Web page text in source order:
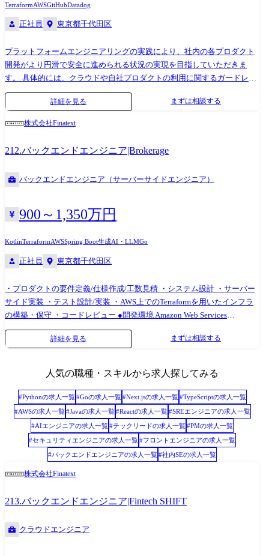
TerraformAWSGitHubDatadog
正社員 東京都千代田区
プラットフォームエンジニアリングの実践により、社内の各プロダクト
開発がより円滑で安全に進められる状況の実現を目指していただきま
す。 具体的には、クラウドや自社プロダクトの利用に関するガードレー
ルやガイドラインの作成や基盤の構築・複数のプロダクトを横断して利
用するツールやサービスの開発運用・OSSのホスティングなどを行って
いただきます。 【主な使用サービス】 ・AWS ・Terraform ・Atlantis ・
詳細を見る まずは相談する
株式会社Finatext
212.バックエンドエンジニア|Brokerage
バックエンドエンジニア（サーバーサイドエンジニア）
900～1,350万円
KotlinTerraformAWSSpring Boot生成AI・LLMGo
正社員 東京都千代田区
・プロダクトの要件定義/仕様作成/工数見積 ・システム設計 ・サーバー
サイド実装 ・テスト設計/実装 ・AWS上でのTerraformを用いたインフラ
の構築・保守 ・コードレビュー ●開発環境 Amazon Web Services
Terraform Docker Go Kotlin(Spring Boot) MySQL (Aurora) ●開発組織 ・裁量
権と自由度が高い ・開発関連の情報がオープン、他のチームのコードや
多い ・技術に関する議論が活発。議論にオープンなカルチャーがあり、
シビアな議論になってもネガティブな雰囲気にならない、コードレビュ
ーが盛んに行われる
詳細を見る まずは相談する
人気の職種・スキルから求人探してみる
#Pythonの求人一覧 #Goの求人一覧 #Next.jsの求人一覧 #TypeScriptの求人一覧
#AWSの求人一覧 #Javaの求人一覧 #Reactの求人一覧 #SREエンジニアの求人一覧
#AIエンジニアの求人一覧#テックリードの求人一覧#PMの求人一覧
#セキュリティエンジニアの求人一覧#フロントエンジニアの求人一覧
#バックエンドエンジニアの求人一覧#社内SEの求人一覧
株式会社Finatext
213.バックエンドエンジニア|Fintech SHIFT
クラウドエンジニア